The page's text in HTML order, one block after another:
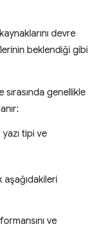
kaynaklarını devre
beklendiği gibi
sırasında genellikle
yazı tipi ve
aşağıdakileri
ve